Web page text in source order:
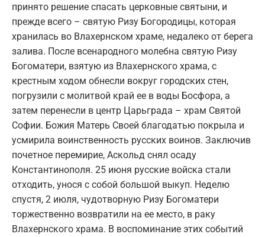
принято решение спасать церковные святыни, и
прежде всего – святую Ризу Богородицы, которая
хранилась во Влахернском храме, недалеко от берега
залива. После всенародного молебна святую Ризу
Богоматери, взятую из Влахернского храма, с
крестным ходом обнесли вокруг городских стен,
погрузили с молитвой край ее в воды Босфора, а
затем перенесли в центр Царьграда – храм Святой
Софии. Божия Матерь Своей благодатью покрыла и
усмирила воинственность русских воинов. Заключив
почетное перемирие, Аскольд снял осаду
Константинополя. 25 июня русские войска стали
отходить, унося с собой большой выкуп. Неделю
спустя, 2 июля, чудотворную Ризу Богоматери
торжественно возвратили на ее место, в раку
Влахернского храма. В воспоминание этих событий